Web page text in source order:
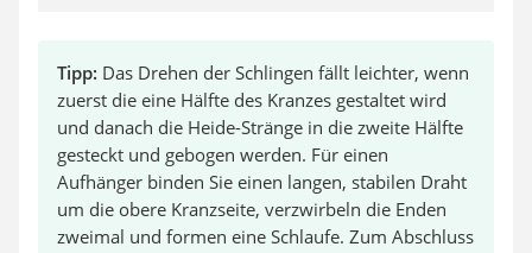
Tipp: Das Drehen der Schlingen fällt leichter, wenn
zuerst die eine Hälfte des Kranzes gestaltet wird
und danach die Heide-Stränge in die zweite Hälfte
gesteckt und gebogen werden. Für einen
Aufhänger binden Sie einen langen, stabilen Draht
um die obere Kranzseite, verzwirbeln die Enden
zweimal und formen eine Schlaufe. Zum Abschluss